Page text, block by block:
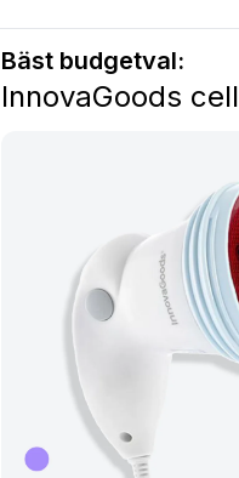
Bäst budgetval:
InnovaGoods